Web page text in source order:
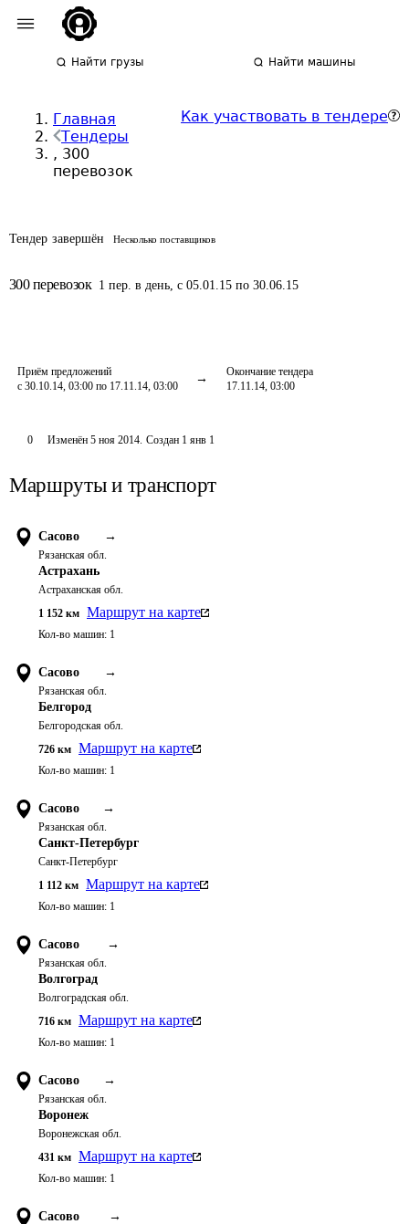
Найти грузы Найти машины
Главная
Тендеры
, 300
перевозок
Как участвовать в тендере
Тендер завершён Несколько поставщиков
300 перевозок 1 пер. в день,с 05.01.15 по 30.06.15
Приём предложений
с 30.10.14, 03:00 по 17.11.14, 03:00
Окончание тендера
17.11.14, 03:00
0 Изменён 5 ноя 2014. Создан 1 янв 1
Маршруты и транспорт
Сасово →
Рязанская обл.
Астрахань
Астраханская обл.
1 152 км Маршрут на карте
Кол-во машин: 1
Сасово →
Рязанская обл.
Белгород
Белгородская обл.
726 км Маршрут на карте
Кол-во машин: 1
Сасово →
Рязанская обл.
Санкт-Петербург
Санкт-Петербург
1 112 км Маршрут на карте
Кол-во машин: 1
Сасово →
Рязанская обл.
Волгоград
Волгоградская обл.
716 км Маршрут на карте
Кол-во машин: 1
Сасово →
Рязанская обл.
Воронеж
Воронежская обл.
431 км Маршрут на карте
Кол-во машин: 1
Сасово →